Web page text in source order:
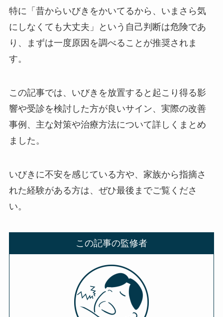
特に「昔からいびきをかいてるから、いまさら気
にしなくても大丈夫」という自己判断は危険であ
り、まずは一度原因を調べることが推奨されま
す。
この記事では、いびきを放置すると起こり得る影
響や受診を検討した方が良いサイン、実際の改善
事例、主な対策や治療方法について詳しくまとめ
ました。
いびきに不安を感じている方や、家族から指摘さ
れた経験がある方は、ぜひ最後までご覧くださ
い。
この記事の監修者